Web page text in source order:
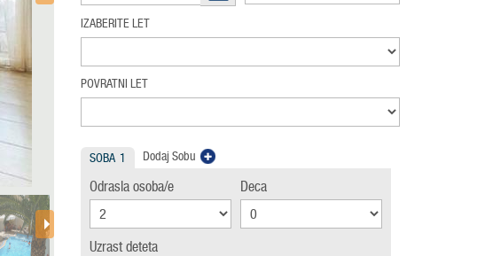
IZABERITE LET
POVRATNI LET
SOBA 1 Dodaj Sobu
Odrasla osoba/e Deca
Uzrast deteta